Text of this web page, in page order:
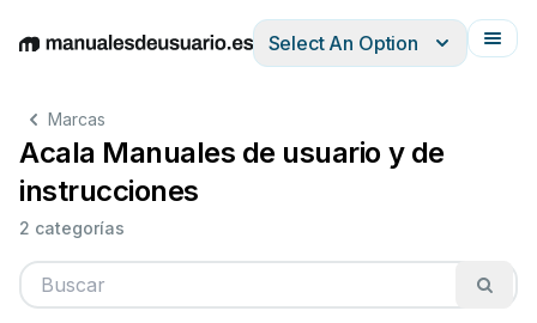
EnglishDeutschEspañolItalianoFrançais
Select An Option
Marcas
Acala Manuales de usuario y de
instrucciones
2 categorías